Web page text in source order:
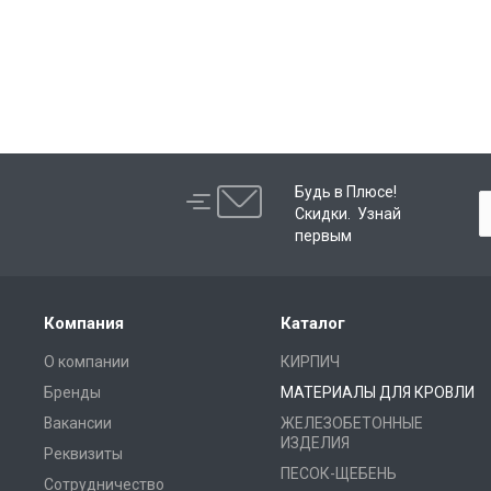
Будь в Плюсе!
Скидки. Узнай
первым
Компания
О компании
Бренды
Вакансии
Реквизиты
Сотрудничество
Каталог
КИРПИЧ
МАТЕРИАЛЫ ДЛЯ КРОВЛИ
ЖЕЛЕЗОБЕТОННЫЕ
ИЗДЕЛИЯ
ПЕСОК-ЩЕБЕНЬ